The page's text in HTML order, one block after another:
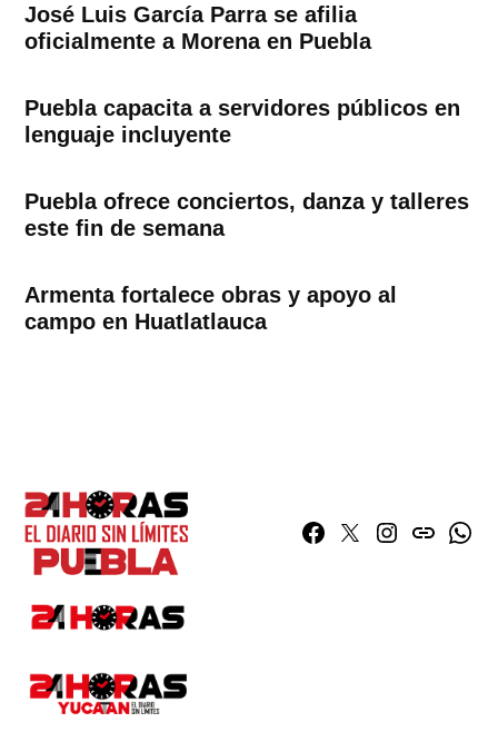
José Luis García Parra se afilia
oficialmente a Morena en Puebla
Puebla capacita a servidores públicos en
lenguaje incluyente
Puebla ofrece conciertos, danza y talleres
este fin de semana
Armenta fortalece obras y apoyo al
campo en Huatlatlauca
Facebook
TwitterInstagram
issuu